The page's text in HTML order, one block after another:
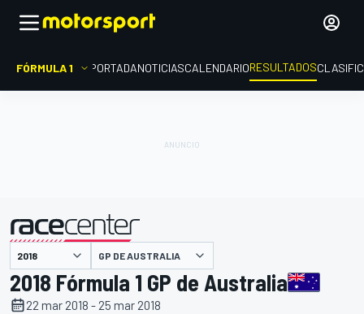
FÓRMULA 1 PORTADANOTICIASCALENDARIORESULTADOS
presentado por GP DE AUSTRALIA
2018 Fórmula 1 GP de Australia
22 mar 2018 - 25 mar 2018